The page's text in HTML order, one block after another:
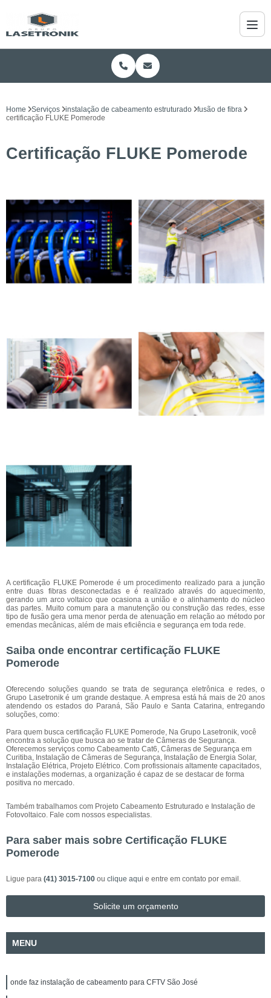
Home Serviços instalação de cabeamento estruturado
fusão de fibra
certificação FLUKE Pomerode
Certificação FLUKE Pomerode
A certificação FLUKE Pomerode é um procedimento realizado para a junção
entre duas fibras desconectadas e é realizado através do aquecimento,
gerando um arco voltaico que ocasiona a união e o alinhamento do núcleo
das partes. Muito comum para a manutenção ou construção das redes, esse
tipo de fusão gera uma menor perda de atenuação em relação ao método por
emendas mecânicas, além de mais eficiência e segurança em toda rede.
Saiba onde encontrar certificação FLUKE
Pomerode
Oferecendo soluções quando se trata de segurança eletrônica e redes, o
Grupo Lasetronik é um grande destaque. A empresa está há mais de 20 anos
atendendo os estados do Paraná, São Paulo e Santa Catarina, entregando
soluções, como:
Para quem busca certificação FLUKE Pomerode, Na Grupo Lasetronik, você
encontra a solução que busca ao se tratar de Câmeras de Segurança.
Oferecemos serviços como Cabeamento Cat6, Câmeras de Segurança em
Curitiba, Instalação de Câmeras de Segurança, Instalação de Energia Solar,
Instalação Elétrica, Projeto Elétrico. Com profissionais altamente capacitados,
e instalações modernas, a organização é capaz de se destacar de forma
positiva no mercado.
Também trabalhamos com Projeto Cabeamento Estruturado e Instalação de
Fotovoltaico. Fale com nossos especialistas.
Para saber mais sobre Certificação FLUKE
Pomerode
Ligue para (41) 3015-7100 ou clique aqui e entre em contato por email.
Solicite um orçamento
MENU
onde faz instalação de cabeamento para CFTV São José